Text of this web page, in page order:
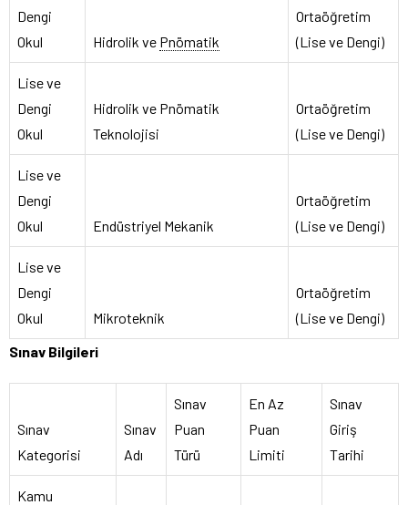
Dengi
Okul
Hidrolik ve Pnömatik
Ortaöğretim
(Lise ve Dengi)
Lise ve
Dengi
Okul
Hidrolik ve Pnömatik
Teknolojisi
Ortaöğretim
(Lise ve Dengi)
Lise ve
Dengi
Okul
Endüstriyel Mekanik
Ortaöğretim
(Lise ve Dengi)
Lise ve
Dengi
Okul
Mikroteknik
Ortaöğretim
(Lise ve Dengi)
Sınav Bilgileri
Sınav
Kategorisi
Sınav
Adı
Sınav
Puan
Türü
En Az
Puan
Limiti
Sınav
Giriş
Tarihi
Kamu